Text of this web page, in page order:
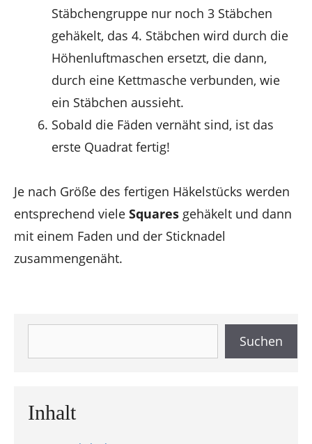
Stäbchengruppe nur noch 3 Stäbchen
gehäkelt, das 4. Stäbchen wird durch die
Höhenluftmaschen ersetzt, die dann,
durch eine Kettmasche verbunden, wie
ein Stäbchen aussieht.
Sobald die Fäden vernäht sind, ist das
erste Quadrat fertig!
Je nach Größe des fertigen Häkelstücks werden
entsprechend viele Squares gehäkelt und dann
mit einem Faden und der Sticknadel
zusammengenäht.
Suchen
Inhalt